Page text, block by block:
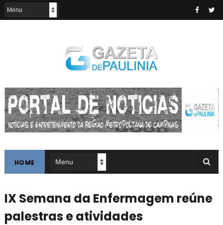
HOME
IX Semana da Enfermagem reúne
palestras e atividades